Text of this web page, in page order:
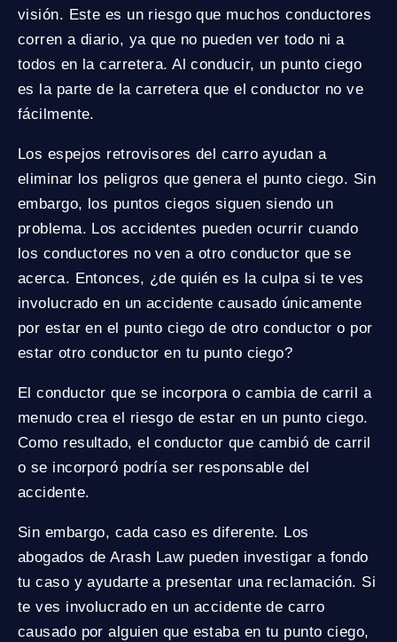
visión. Este es un riesgo que muchos conductores
corren a diario, ya que no pueden ver todo ni a
todos en la carretera. Al conducir, un punto ciego
es la parte de la carretera que el conductor no ve
fácilmente.
Los espejos retrovisores del carro ayudan a
eliminar los peligros que genera el punto ciego. Sin
embargo, los puntos ciegos siguen siendo un
problema. Los accidentes pueden ocurrir cuando
los conductores no ven a otro conductor que se
acerca. Entonces, ¿de quién es la culpa si te ves
involucrado en un accidente causado únicamente
por estar en el punto ciego de otro conductor o por
estar otro conductor en tu punto ciego?
El conductor que se incorpora o cambia de carril a
menudo crea el riesgo de estar en un punto ciego.
Como resultado, el conductor que cambió de carril
o se incorporó podría ser responsable del
accidente.
Sin embargo, cada caso es diferente. Los
abogados de Arash Law pueden investigar a fondo
tu caso y ayudarte a presentar una reclamación. Si
te ves involucrado en un accidente de carro
causado por alguien que estaba en tu punto ciego,